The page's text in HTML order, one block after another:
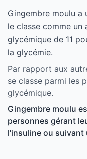
Gingembre moulu a
le classe comme un
glycémique de 11
la glycémie.
Par rapport aux
se classe parmi les
glycémique.
Gingembre moulu
personnes gérant
l'insuline ou suivant